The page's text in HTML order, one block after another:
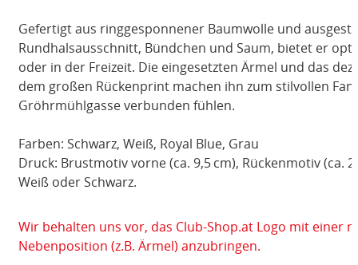
Gefertigt aus ringgesponnener Baumwolle und
Rundhalsausschnitt, Bündchen und Saum, bietet er
oder in der Freizeit. Die eingesetzten Ärmel und das
dem großen Rückenprint machen ihn zum stilvollen
Gröhrmühlgasse verbunden fühlen.
Farben: Schwarz, Weiß, Royal Blue, Grau
Druck: Brustmotiv vorne (ca. 9,5 cm), Rückenmotiv (ca.
Weiß oder Schwarz.
Wir behalten uns vor, das Club-Shop.at Logo mit einer
Nebenposition (z.B. Ärmel) anzubringen.